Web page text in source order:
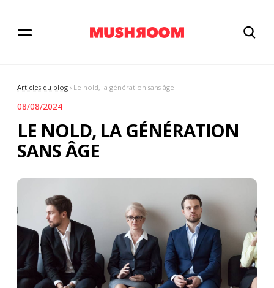
Articles du blog › Le nold, la génération sans âge
08/08/2024
LE NOLD, LA GÉNÉRATION
SANS ÂGE